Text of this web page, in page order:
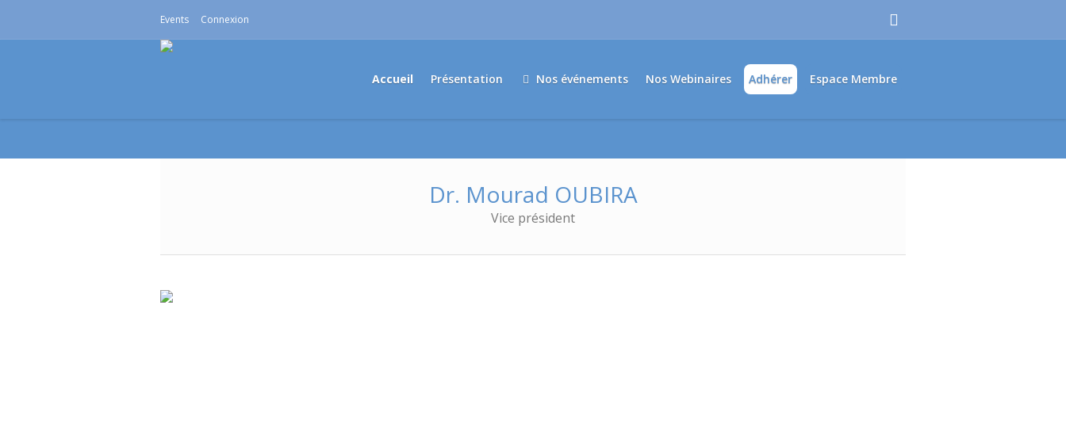
Events Connexion
Accueil Présentation Nos événements Nos Webinaires Adhérer Espace Membre
Dr. Mourad OUBIRA
Vice président